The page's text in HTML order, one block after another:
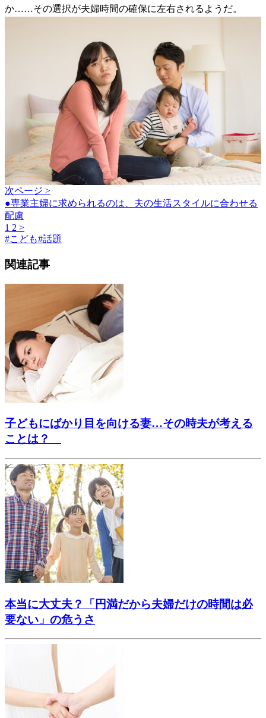
か……その選択が夫婦時間の確保に左右されるようだ。
次ページ >
●専業主婦に求められるのは、夫の生活スタイルに合わせる
配慮
1 2 >
#こども#話題
関連記事
子どもにばかり目を向ける妻…その時夫が考える
ことは？
本当に大丈夫？「円満だから夫婦だけの時間は必
要ない」の危うさ